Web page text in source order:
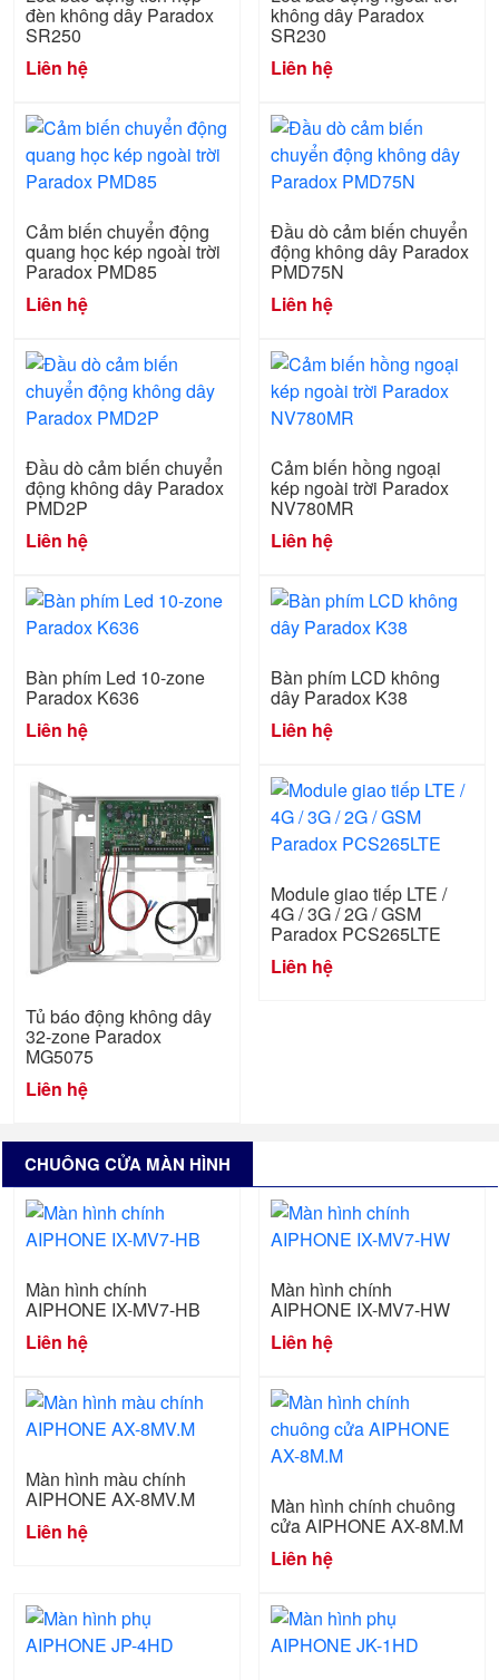
đèn không dây Paradox
SR250
Liên hệ
không dây Paradox
SR230
Liên hệ
Cảm biến chuyển động
quang học kép ngoài trời
Paradox PMD85
Liên hệ
Đầu dò cảm biến chuyển
động không dây Paradox
PMD75N
Liên hệ
Đầu dò cảm biến chuyển
động không dây Paradox
PMD2P
Liên hệ
Cảm biến hồng ngoại
kép ngoài trời Paradox
NV780MR
Liên hệ
Bàn phím Led 10-zone
Paradox K636
Liên hệ
Bàn phím LCD không
dây Paradox K38
Liên hệ
Tủ báo động không dây
32-zone Paradox
MG5075
Liên hệ
Module giao tiếp LTE /
4G / 3G / 2G / GSM
Paradox PCS265LTE
Liên hệ
CHUÔNG CỬA MÀN HÌNH
Màn hình chính
AIPHONE IX-MV7-HB
Liên hệ
Màn hình chính
AIPHONE IX-MV7-HW
Liên hệ
Màn hình màu chính
AIPHONE AX-8MV.M
Liên hệ
Màn hình chính chuông
cửa AIPHONE AX-8M.M
Liên hệ